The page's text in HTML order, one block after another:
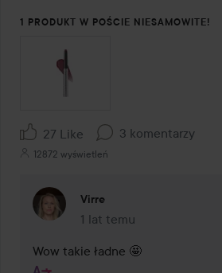
1 PRODUKT W POŚCIE NIESAMOWITE!
27 Like 3 komentarzy
12872 wyświetleń
Virre
1 lat temu
Komentarz został dodany
Wow takie ładne 🤩